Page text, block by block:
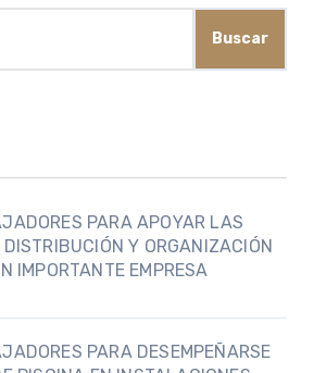
Buscar
PARA APOYAR LAS
DISTRIBUCIÓN Y ORGANIZACIÓN
IMPORTANTE EMPRESA
PARA DESEMPEÑARSE